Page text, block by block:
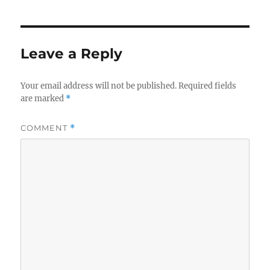
Leave a Reply
Your email address will not be published. Required fields
are marked *
COMMENT *